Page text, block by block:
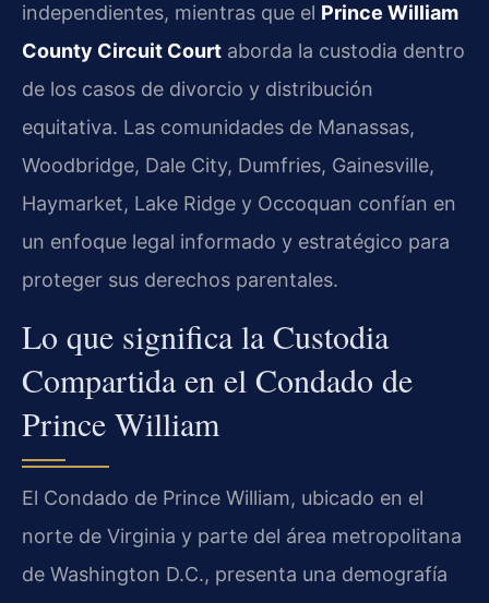
independientes, mientras que el Prince William
County Circuit Court aborda la custodia dentro
de los casos de divorcio y distribución
equitativa. Las comunidades de Manassas,
Woodbridge, Dale City, Dumfries, Gainesville,
Haymarket, Lake Ridge y Occoquan confían en
un enfoque legal informado y estratégico para
proteger sus derechos parentales.
Lo que significa la Custodia
Compartida en el Condado de
Prince William
El Condado de Prince William, ubicado en el
norte de Virginia y parte del área metropolitana
de Washington D.C., presenta una demografía